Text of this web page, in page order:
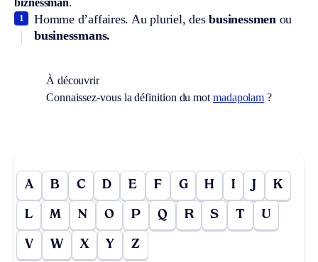
Homme d’affaires. Au pluriel, desbusinessmen ou
businessmans.
1
À découvrir
Connaissez-vous la définition du mot madapolam ?
A B C D E F G H I J K
L M N O P Q R S T U
V W X Y Z